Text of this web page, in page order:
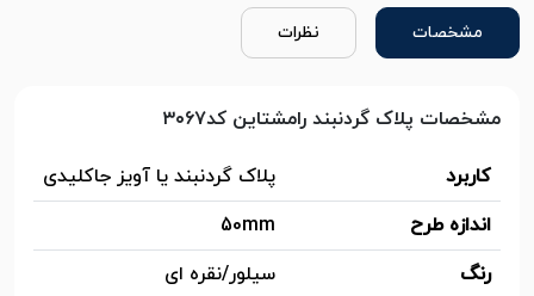
مشخصات نظرات
مشخصات پلاک گردنبند رامشتاین کد۳۰۶۷
کاربرد
پلاک گردنبند یا آویز جاکلیدی
اندازه طرح
50mm
رنگ
سیلور/نقره ای